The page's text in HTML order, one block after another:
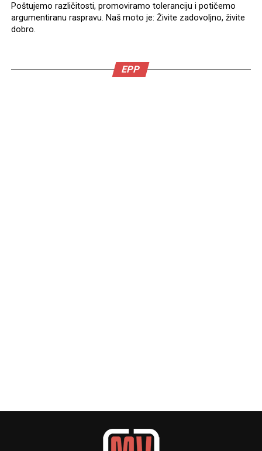
Poštujemo različitosti, promoviramo toleranciju i potičemo
argumentiranu raspravu. Naš moto je: Živite zadovoljno, živite
dobro.
EPP